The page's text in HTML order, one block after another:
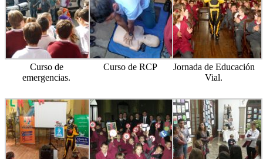
Curso de
emergencias.
Curso de RCP
Jornada de Educación
Vial.